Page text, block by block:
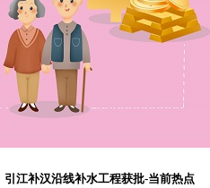
江补汉沿线补水工程获批-当前热点